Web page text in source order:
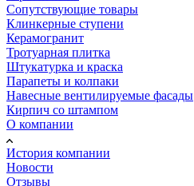
Сопутствующие товары
Клинкерные ступени
Керамогранит
Тротуарная плитка
Штукатурка и краска
Парапеты и колпаки
Навесные вентилируемые фасады
Кирпич со штампом
О компании
История компании
Новости
Отзывы